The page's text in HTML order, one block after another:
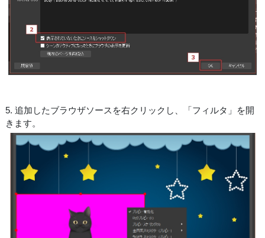
5. 追加したブラウザソースを右クリックし、「フィルタ」を開
きます。